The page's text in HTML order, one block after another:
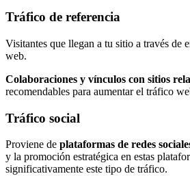
Tráfico de referencia
Visitantes que llegan a tu sitio a través de
web.
Colaboraciones y vínculos con sitios
recomendables para aumentar el tráfico
Tráfico social
Proviene de plataformas de redes
y la promoción estratégica en estas
significativamente este tipo de tráfico.